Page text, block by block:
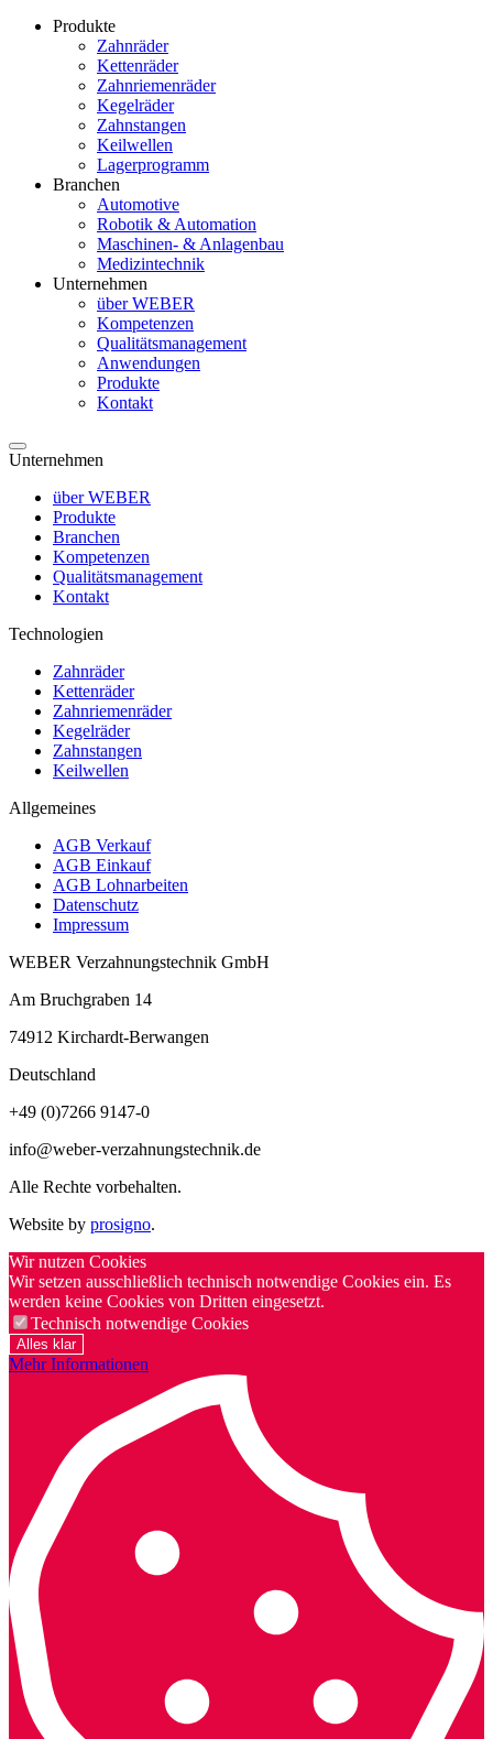
Produkte
Zahnräder
Kettenräder
Zahnriemenräder
Kegelräder
Zahnstangen
Keilwellen
Lagerprogramm
Branchen
Automotive
Robotik & Automation
Maschinen- & Anlagenbau
Medizintechnik
Unternehmen
über WEBER
Kompetenzen
Qualitätsmanagement
Anwendungen
Produkte
Kontakt
Unternehmen
über WEBER
Produkte
Branchen
Kompetenzen
Qualitätsmanagement
Kontakt
Technologien
Zahnräder
Kettenräder
Zahnriemenräder
Kegelräder
Zahnstangen
Keilwellen
Allgemeines
AGB Verkauf
AGB Einkauf
AGB Lohnarbeiten
Datenschutz
Impressum
WEBER Verzahnungstechnik GmbH
Am Bruchgraben 14
74912 Kirchardt-Berwangen
Deutschland
+49 (0)7266 9147-0
info@weber-verzahnungstechnik.de
Alle Rechte vorbehalten.
Website by prosigno.
Wir nutzen Cookies
Wir setzen ausschließlich technisch notwendige Cookies ein. Es
werden keine Cookies von Dritten eingesetzt.
Technisch notwendige Cookies
Alles klar
Mehr Informationen